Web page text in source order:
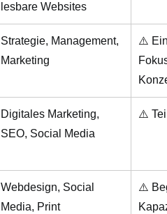
lesbare Websites
Strategie, Management,
Marketing
⚠️
Digitales Marketing,
SEO, Social Media
⚠️
Webdesign, Social
Media, Print
⚠️